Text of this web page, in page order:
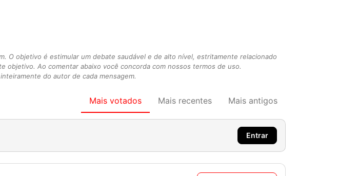
O objetivo é estimular um debate saudável e de alto nível, estritamente relacionado
objetivo. Ao comentar abaixo você concorda com nossos termos de uso.
do autor de cada mensagem.
Mais votados Mais recentes Mais antigos
Entrar